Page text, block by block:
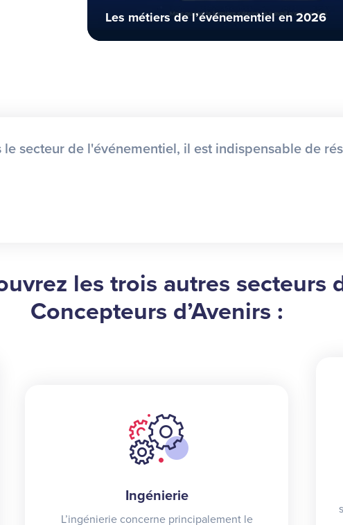
Les métiers de l’événementiel en 2026
le secteur de l'événementiel, il est indispensable de
les trois autres secteurs
Concepteurs d’Avenirs :
Ingénierie
L’ingénierie concerne principalement le